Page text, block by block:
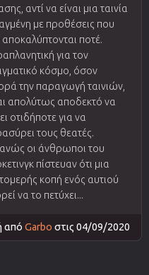
αντί να είναι μια ταινία
με προθέσεις που
αποκαλύπτονται ποτέ.
για τον
κόσμο, όσον
την παραγωγή ταινιών,
απολύτως αποδεκτό να
οτιδήποτε για να
τους θεατές.
οι άνθρωποι του
πίστευαν ότι μια
κοπή ενός αυτιού
να το πετύχει...
από Garbo στις 04/09/2020